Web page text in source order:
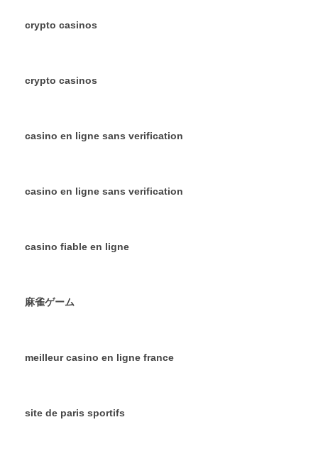
crypto casinos
crypto casinos
casino en ligne sans verification
casino en ligne sans verification
casino fiable en ligne
麻雀ゲーム
meilleur casino en ligne france
site de paris sportifs